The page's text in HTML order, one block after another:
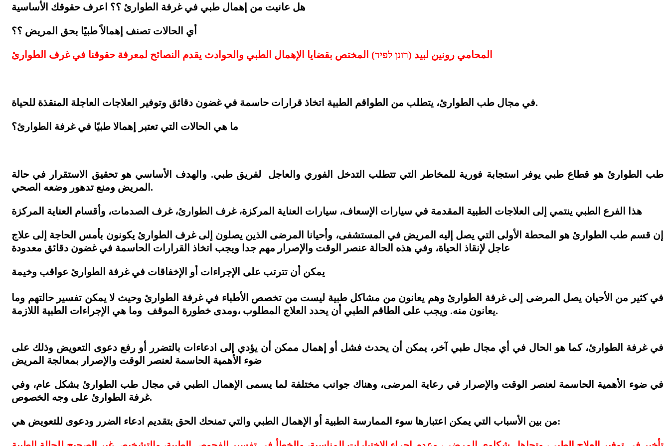
هل عانيت من إهمال طبي في غرفة الطوارئ ؟؟ اعرف حقوقك الأساسية
أي الحالات تصنف إهمالاً طبيًا بحق المريض ؟؟
المحامي رونين لبيد (רונן לפיד) المختص بقضايا الإهمال الطبي والحوادث يقدم النصائح لمعرفة حقوقنا في غرف الطوارئ
في مجال طب الطوارئ، يتطلب من الطواقم الطبية اتخاذ قرارات حاسمة في غضون دقائق وتوفير العلاجات العاجلة المنقذة للحياة.
ما هي الحالات التي تعتبر إهمالا طبيًا في غرفة الطوارئ؟
طب الطوارئ هو قطاع طبي يوفر استجابة فورية للمخاطر التي تتطلب التدخل الفوري والعاجل لفريق طبي. والهدف الأساسي هو تحقيق الاستقرار في حالة
المريض ومنع تدهور وضعه الصحي.
هذا الفرع الطبي ينتمي إلى العلاجات الطبية المقدمة في سيارات الإسعاف، سيارات العناية المركزة، غرف الطوارئ، غرف الصدمات، وأقسام العناية المركزة
إن قسم طب الطوارئ هو المحطة الأولى التي يصل إليه المريض في المستشفى، وأحيانا المرضى الذين يصلون إلى غرف الطوارئ يكونون بأمس الحاجة إلى علاج
عاجل لإنقاذ الحياة، وفي هذه الحالة عنصر الوقت والإصرار مهم جدا ويجب اتخاذ القرارات الحاسمة في غضون دقائق معدودة
يمكن أن تترتب على الإجراءات أو الإخفاقات في غرفة الطوارئ عواقب وخيمة
في كثير من الأحيان يصل المرضى إلى غرفة الطوارئ وهم يعانون من مشاكل طبية ليست من تخصص الأطباء في غرفة الطوارئ وحيث لا يمكن تفسير حالتهم وما
يعانون منه. ويجب على الطاقم الطبي أن يحدد العلاج المطلوب ،ومدى خطورة الموقف وما هي الإجراءات الطبية اللازمة.
في غرفة الطوارئ، كما هو الحال في أي مجال طبي آخر، يمكن أن يحدث فشل أو إهمال ممكن أن يؤدي إلى ادعاءات بالتضرر أو رفع دعوى التعويض وذلك على
ضوء الأهمية الحاسمة لعنصر الوقت والإصرار بمعالجة المريض
في ضوء الأهمية الحاسمة لعنصر الوقت والإصرار في رعاية المرضى، وهناك جوانب مختلفة لما يسمى الإهمال الطبي في مجال طب الطوارئ بشكل عام، وفي
غرفة الطوارئ على وجه الخصوص.
من بين الأسباب التي يمكن اعتبارها سوء الممارسة الطبية أو الإهمال الطبي والتي تمنحك الحق بتقديم ادعاء الضرر ودعوى للتعويض هي: